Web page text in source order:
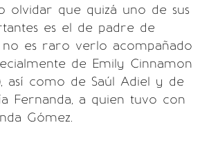
olvidar que quizá uno de sus
es el de padre de
no es raro verlo acompañado
de Emily Cinnamon
así como de Saúl Adiel y de
Fernanda, a quien tuvo con
Gómez.